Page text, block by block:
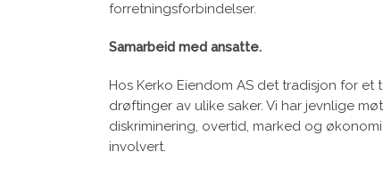
forretningsforbindelser.
Samarbeid med ansatte.
Hos Kerko Eiendom AS det tradisjon for
drøftinger av ulike saker. Vi har jevnlige
diskriminering, overtid, marked og
involvert.